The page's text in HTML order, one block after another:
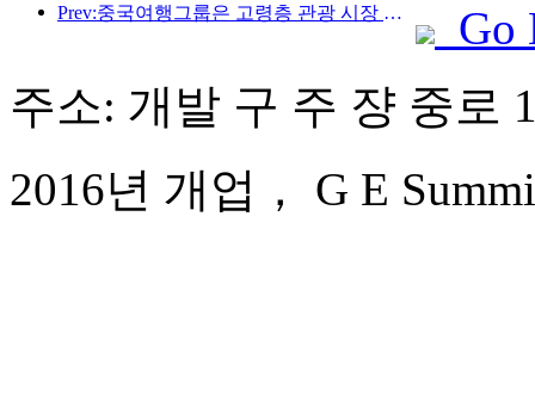
Prev:중국여행그룹은 고령층 관광 시장 진출을 위해 '차이나 트래블 굿 타임즈(China Travel Good Times)' 브랜드를 론칭했다.
Go
주소: 개발 구 주 쟝 중로
2016년 개업， G E